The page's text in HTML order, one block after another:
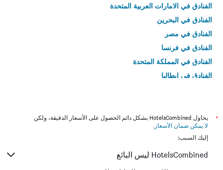
الفنادق في الامارات العربية المتحدة
الفنادق في البحرين
الفنادق في مصر
الفنادق في فرنسا
الفنادق في المملكة المتحدة
الفنادق في إيطاليا
*
يحاول HotelsCombined بشكل دائم الحصول على الأسعار الدقيقة، ولكن
لا يمكن ضمان الأسعار .
إليك السبب:
HotelsCombined ليس البائع